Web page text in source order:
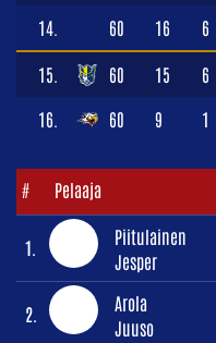
14. 60 16 6
15. 60 15 6
16. 60 9 1
# Pelaaja
1.
Piitulainen
Jesper
2.
Arola
Juuso